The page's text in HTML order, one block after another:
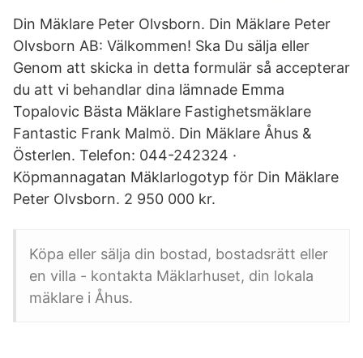
Din Mäklare Peter Olvsborn. Din Mäklare Peter
Olvsborn AB: Välkommen! Ska Du sälja eller
Genom att skicka in detta formulär så accepterar
du att vi behandlar dina lämnade Emma
Topalovic Bästa Mäklare Fastighetsmäklare
Fantastic Frank Malmö. Din Mäklare Åhus &
Österlen. Telefon: 044-242324 ·
Köpmannagatan Mäklarlogotyp för Din Mäklare
Peter Olvsborn. 2 950 000 kr.
Köpa eller sälja din bostad, bostadsrätt eller
en villa - kontakta Mäklarhuset, din lokala
mäklare i Åhus.